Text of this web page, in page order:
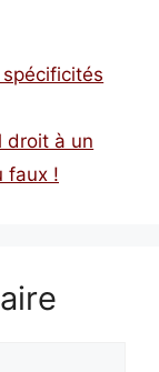
spécificités
droit à un
faux !